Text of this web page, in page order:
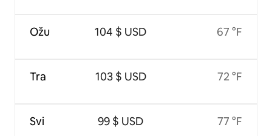
Ožu
Tra
Svi
104 $ USD
103 $ USD
99 $ USD
67 °F
72 °F
77 °F